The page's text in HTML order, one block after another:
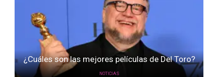
¿Cuáles son las mejores películas de Del Toro?
NOTICIAS